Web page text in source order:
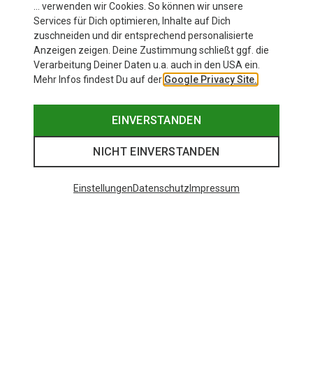
… verwenden wir Cookies. So können wir unsere
Services für Dich optimieren, Inhalte auf Dich
zuschneiden und dir entsprechend personalisierte
Anzeigen zeigen. Deine Zustimmung schließt ggf. die
Verarbeitung Deiner Daten u.a. auch in den USA ein.
Mehr Infos findest Du auf der Google Privacy Site.
EINVERSTANDEN
NICHT EINVERSTANDEN
EinstellungenDatenschutz Impressum